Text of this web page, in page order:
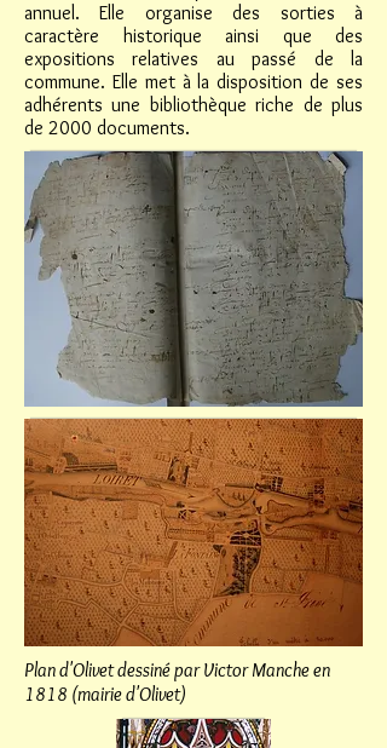
annuel. Elle organise des sorties à
caractère historique ainsi que des
expositions relatives au passé de la
commune. Elle met à la disposition de ses
adhérents une bibliothèque riche de plus
de 2000 documents.
Plan d'Olivet dessiné par Victor Manche en
1818 (mairie d'Olivet)